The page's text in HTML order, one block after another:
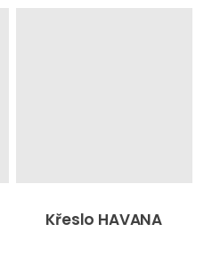
Křeslo HAVANA